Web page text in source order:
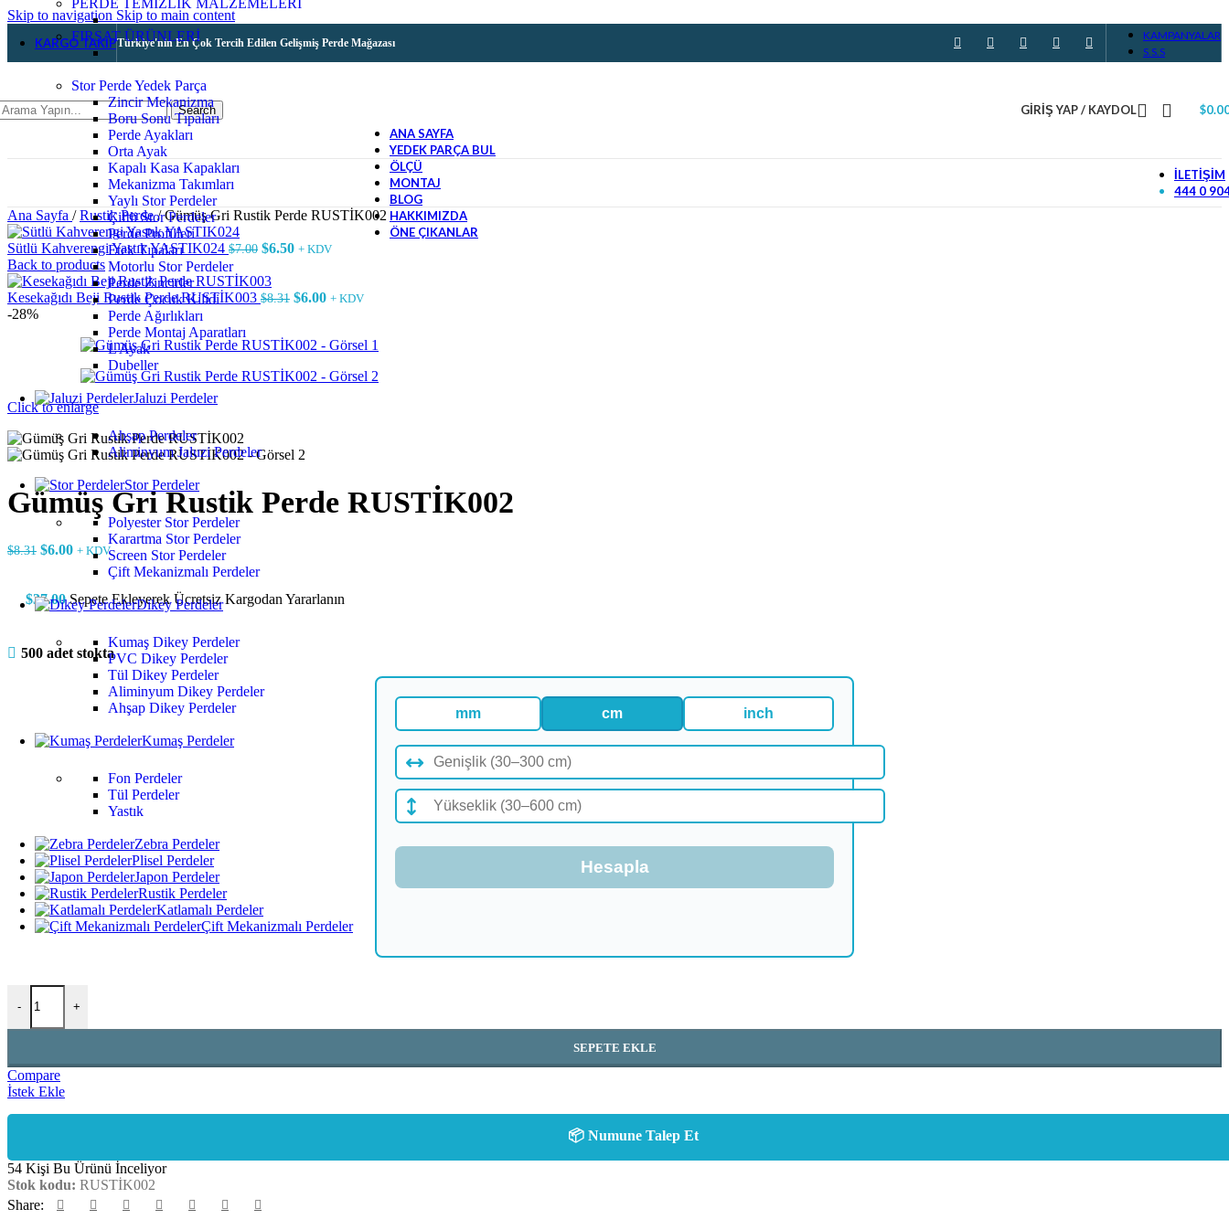
Skip to navigation Skip to main content
KARGO TAKIPTürkiye'nin En Çok Tercih Edilen Gelişmiş Perde Mağazası
KAMPANYALAR
S.S.S
Search GIRIŞ YAP / KAYDOL $
FIRSAT ÜRÜNLERİ
Stor Perde Yedek Parça
Zincir Mekanizma
Boru Sonu Tıpaları
Perde Ayakları
Orta Ayak
Kapalı Kasa Kapakları
Mekanizma Takımları
Yaylı Stor Perdeler
Çiftli Stor Perdeler
Perde Profilleri
Etek Tıpaları
Motorlu Stor Perdeler
Perde Zincirler
Perde Çocuk Kilidi
Perde Ağırlıkları
Perde Montaj Aparatları
L Ayak
Dubeller
Jaluzi Perdeler
Ahşap Perdeler
Aliminyum Jaluzi Perdeler
Stor Perdeler
Polyester Stor Perdeler
Karartma Stor Perdeler
Screen Stor Perdeler
Çift Mekanizmalı Perdeler
Dikey Perdeler
Kumaş Dikey Perdeler
PVC Dikey Perdeler
Tül Dikey Perdeler
Aliminyum Dikey Perdeler
Ahşap Dikey Perdeler
Kumaş Perdeler
Fon Perdeler
Tül Perdeler
Yastık
Zebra Perdeler
Plisel Perdeler
Japon Perdeler
Rustik Perdeler
Katlamalı Perdeler
Çift Mekanizmalı Perdeler
ANA SAYFA
YEDEK PARÇA BUL
ÖLÇÜ
MONTAJ
BLOG
HAKKIMIZDA
ÖNE ÇIKANLAR
İLETIŞIM
444 0
Ana Sayfa / Rustik Perde/ Gümüş Gri Rustik Perde RUSTİK002
Sütlü Kahverengi Yastık YASTIK024 $7.00 $6.50 + KDV
Back to products
Kesekağıdı Beji Rustik Perde RUSTİK003 $8.31 $6.00 + KDV
-28%
Click to enlarge
Gümüş Gri Rustik Perde RUSTİK002
$8.31 $6.00 + KDV
$37.00Sepete Ekleyerek Ücretsiz Kargodan Yararlanın
500 adet stokta
mm cm inch
Hesapla
- +
SEPETE EKLE
Compare
İstek Ekle
📦 Numune Talep Et
54 Kişi Bu Ürünü İnceliyor
Stok kodu: RUSTİK002
Share: